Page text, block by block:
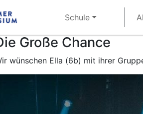
navigation
Schule
Große Chance
wünschen Ella (6b) mit ihrer